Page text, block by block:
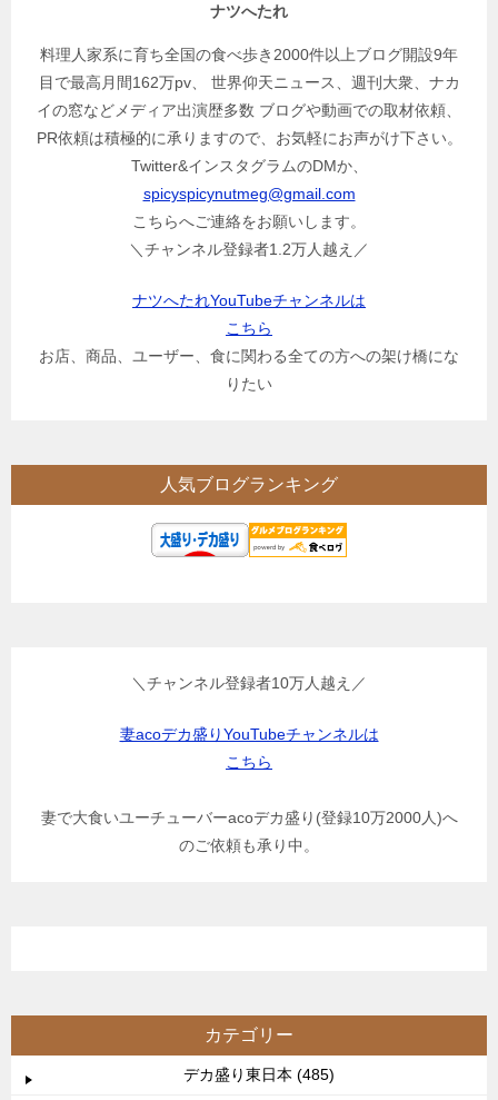
ナツへたれ
料理人家系に育ち全国の食べ歩き2000件以上ブログ開設9年
目で最高月間162万pv、 世界仰天ニュース、週刊大衆、ナカ
イの窓などメディア出演歴多数 ブログや動画での取材依頼、
PR依頼は積極的に承りますので、お気軽にお声がけ下さい。
Twitter&インスタグラムのDMか、
spicyspicynutmeg@gmail.com
こちらへご連絡をお願いします。
＼チャンネル登録者1.2万人越え／
ナツへたれYouTubeチャンネルは
こちら
お店、商品、ユーザー、食に関わる全ての方への架け橋にな
りたい
人気ブログランキング
＼チャンネル登録者10万人越え／
妻acoデカ盛りYouTubeチャンネルは
こちら
妻で大食いユーチューバーacoデカ盛り(登録10万2000人)へ
のご依頼も承り中。
カテゴリー
デカ盛り東日本 (485)